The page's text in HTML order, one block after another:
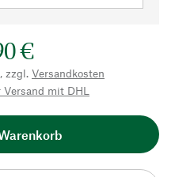
€
zzgl. Versandkosten
mit DHL